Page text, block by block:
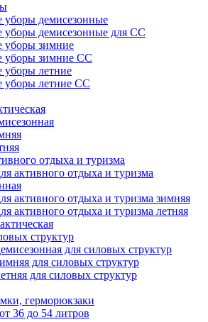
уборы демисезонные
уборы демисезонные для СС
уборы зимние
уборы зимние СС
уборы летние
уборы летние СС
отдыха и туризма
активного отдыха и туризма
активного отдыха и туризма зимняя
активного отдыха и туризма летняя
структур
для силовых структур
для силовых структур
для силовых структур
герморюкзаки
36 до 54 литров